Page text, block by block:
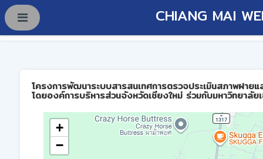
CHIANG MAI
โครงการพัฒนาระบบสารสนเทศการตรวจประเมินสภาพฝาย
โดยองค์การบริหารส่วนจังหวัดเชียงใหม่ ร่วมกับมหาวิทยาลัย
+
−